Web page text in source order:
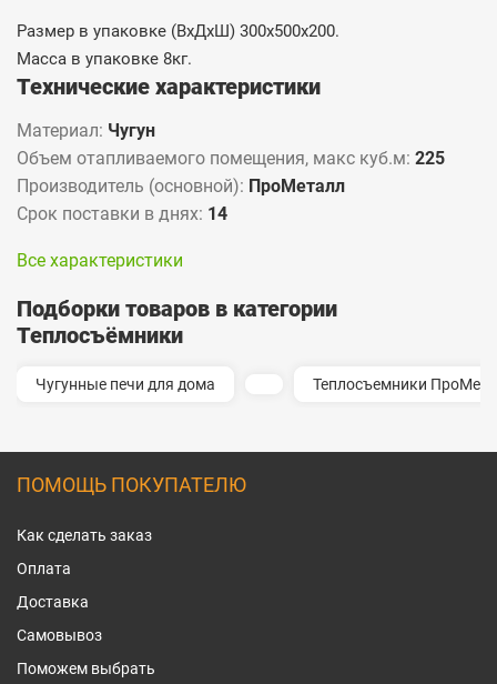
Размер в упаковке (ВхДхШ) 300х500х200.
Масса в упаковке 8кг.
Технические характеристики
Материал: Чугун
Объем отапливаемого помещения, макс куб.м: 225
Производитель (основной): ПроМеталл
Срок поставки в днях: 14
Все характеристики
Подборки товаров в категории
Теплосъёмники
Чугунные печи для дома Теплосъемники
ПОМОЩЬ ПОКУПАТЕЛЮ
Как сделать заказ
Оплата
Доставка
Самовывоз
Поможем выбрать